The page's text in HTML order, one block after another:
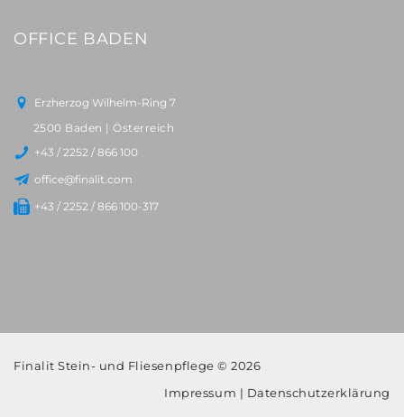
OFFICE BADEN
Erzherzog Wilhelm-Ring 7
2500 Baden | Österreich
+43 / 2252 / 866 100
office@finalit.com
+43 / 2252 / 866 100-317
Finalit Stein- und Fliesenpflege © 2026
Impressum | Datenschutzerklärung